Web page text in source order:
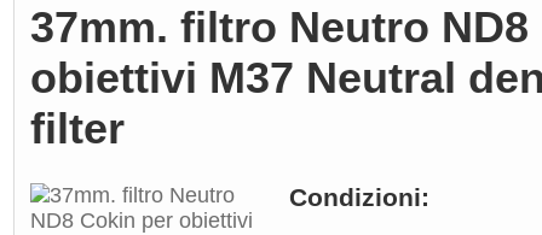
37mm. filtro Neutro
obiettivi M37 Neutral
filter
Condizioni: